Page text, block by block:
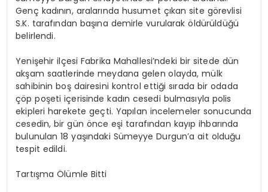
SPOR
Genç kadının, aralarında husumet çıkan site görevlisi
S.K. tarafından başına demirle vurularak öldürüldüğü
belirlendi.
Yenişehir ilçesi Fabrika Mahallesi’ndeki bir sitede dün
akşam saatlerinde meydana gelen olayda, mülk
sahibinin boş dairesini kontrol ettiği sırada bir odada
çöp poşeti içerisinde kadın cesedi bulmasıyla polis
ekipleri harekete geçti. Yapılan incelemeler sonucunda
cesedin, bir gün önce eşi tarafından kayıp ihbarında
bulunulan 18 yaşındaki Sümeyye Durgun’a ait olduğu
tespit edildi.
Tartışma Ölümle Bitti